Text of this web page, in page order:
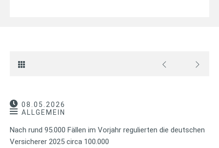
08.05.2026
ALLGEMEIN
Nach rund 95.000 Fällen im Vorjahr regulierten die deutschen
Versicherer 2025 circa 100.000